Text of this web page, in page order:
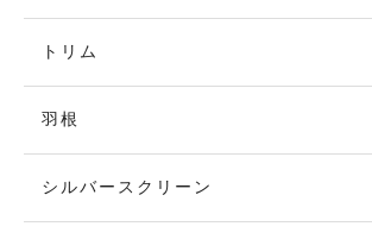
トリム
羽根
シルバースクリーン